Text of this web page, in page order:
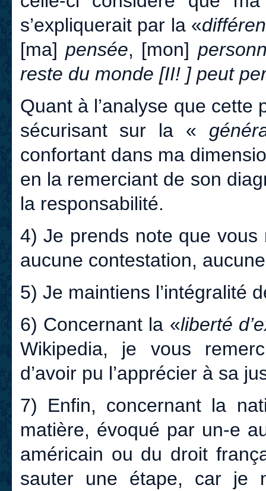
s’expliquerait par la «
[ma]pensée, [mon]
reste du monde [II! ] peut
Quant à l’analyse que
sécurisant sur la «
confortant dans ma
en la remerciant de son
la responsabilité.
4) Je prends note que vous
aucune contestation,
5) Je maintiens l’intégralité
6) Concernant la «liberté
Wikipedia, je vous
d’avoir pu l’apprécier à sa
7) Enfin, concernant la
matière, évoqué par un-e
américain ou du droit
sauter une étape, car je